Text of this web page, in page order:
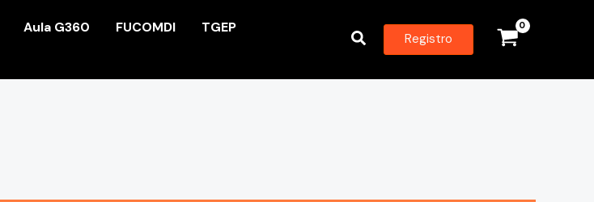
Aula G360 FUCOMDI
TGEP
Buscar Registro